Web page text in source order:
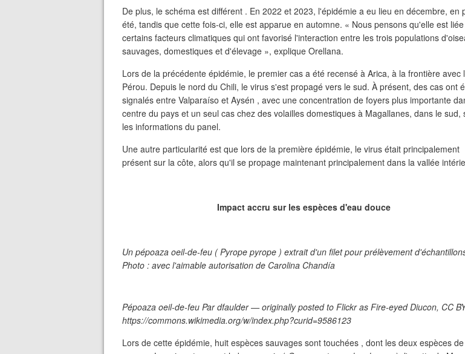
De plus, le schéma est différent . En 2022 et 2023, l'épidémie a eu lieu en décembre, en
été, tandis que cette fois-ci, elle est apparue en automne. « Nous pensons qu'elle est
certains facteurs climatiques qui ont favorisé l'interaction entre les trois populations
sauvages, domestiques et d'élevage », explique Orellana.
Lors de la précédente épidémie, le premier cas a été recensé à Arica, à la frontière avec
Pérou. Depuis le nord du Chili, le virus s'est propagé vers le sud. À présent, des cas ont
signalés entre Valparaíso et Aysén , avec une concentration de foyers plus importante
centre du pays et un seul cas chez des volailles domestiques à Magallanes, dans le sud,
les informations du panel.
Une autre particularité est que lors de la première épidémie, le virus était principalement
présent sur la côte, alors qu'il se propage maintenant principalement dans la vallée
Impact accru sur les espèces d'eau douce
Un pépoaza oeil-de-feu ( Pyrope pyrope ) extrait d'un filet pour prélèvement
Photo : avec l'aimable autorisation de Carolina Chandía
Pépoaza oeil-de-feu Par dfaulder — originally posted to Flickr as Fire-eyed Diucon, CC
https://commons.wikimedia.org/w/index.php?curid=9586123
Lors de cette épidémie, huit espèces sauvages sont touchées , dont les deux espèces de